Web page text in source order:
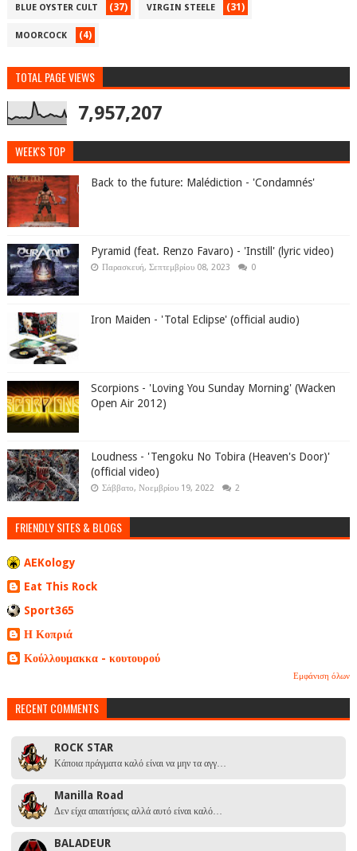
BLUE OYSTER CULT (37) VIRGIN STEELE (31)
MOORCOCK (4)
TOTAL PAGE VIEWS
7,957,207
WEEK'S TOP
Back to the future: Malédiction - 'Condamnés'
Pyramid (feat. Renzo Favaro) - 'Instill' (lyric video)
Παρασκευή, Σεπτεμβρίου 08, 2023 0
Iron Maiden - 'Total Eclipse' (official audio)
Scorpions - 'Loving You Sunday Morning' (Wacken
Open Air 2012)
Loudness - 'Tengoku No Tobira (Heaven's Door)'
(official video)
Σάββατο, Νοεμβρίου 19, 2022 2
FRIENDLY SITES & BLOGS
AEKology
Eat This Rock
Sport365
Η Κοπριά
Κούλλουμακκα - κουτουρού
Εμφάνιση όλων
RECENT COMMENTS
ROCK STAR
Κάποια πράγματα καλό είναι να μην τα αγγ…
Manilla Road
Δεν είχα απαιτήσεις αλλά αυτό είναι καλό…
BALADEUR